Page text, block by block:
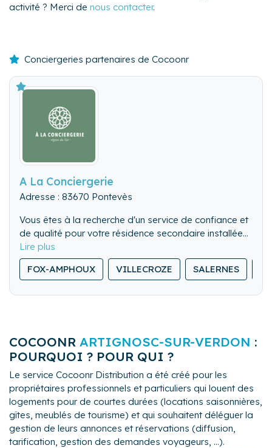
activité ? Merci de nous contacter.
Conciergeries partenaires de Cocoonr
A La Conciergerie
Adresse : 83670 Pontevès
Vous êtes à la recherche d'un service de confiance et
de qualité pour votre résidence secondaire installée
dans le Haut Var.
A la Conciergerie se fait un devoir de répondre à vos
attentes :
- Qualité (sérieux, responsable et investie)
FOX-AMPHOUX VILLECROZE SALERNES
COCOONR ARTIGNOSC-SUR-VERDON :
POURQUOI ? POUR QUI ?
Le service Cocoonr Distribution a été créé pour les
propriétaires professionnels et particuliers qui louent des
logements pour de courtes durées (locations saisonnières,
gîtes, meublés de tourisme) et qui souhaitent déléguer la
gestion de leurs annonces et réservations (diffusion,
tarification, gestion des demandes voyageurs, ...).